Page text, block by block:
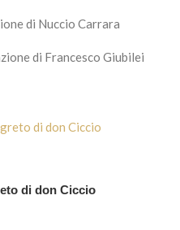
di Nuccio Carrara
di Francesco Giubilei
di don Ciccio